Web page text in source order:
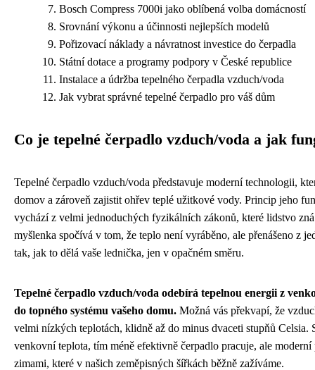
Bosch Compress 7000i jako oblíbená volba domácností
Srovnání výkonu a účinnosti nejlepších modelů
Pořizovací náklady a návratnost investice do čerpadla
Státní dotace a programy podpory v České republice
Instalace a údržba tepelného čerpadla vzduch/voda
Jak vybrat správné tepelné čerpadlo pro váš dům
Co je tepelné čerpadlo vzduch/voda a jak
Tepelné čerpadlo vzduch/voda představuje moderní technologii,
domov a zároveň zajistit ohřev teplé užitkové vody. Princip jeho
vychází z velmi jednoduchých fyzikálních zákonů, které lidstvo
myšlenka spočívá v tom, že teplo není vyráběno, ale přenášeno z
tak, jak to dělá vaše lednička, jen v opačném směru.
Tepelné čerpadlo vzduch/voda odebírá tepelnou energii z
do topného systému vašeho domu. Možná vás překvapí, že
velmi nízkých teplotách, klidně až do minus dvaceti stupňů Celsia.
venkovní teplota, tím méně efektivně čerpadlo pracuje, ale
zimami, které v našich zeměpisných šířkách běžně zažíváme.